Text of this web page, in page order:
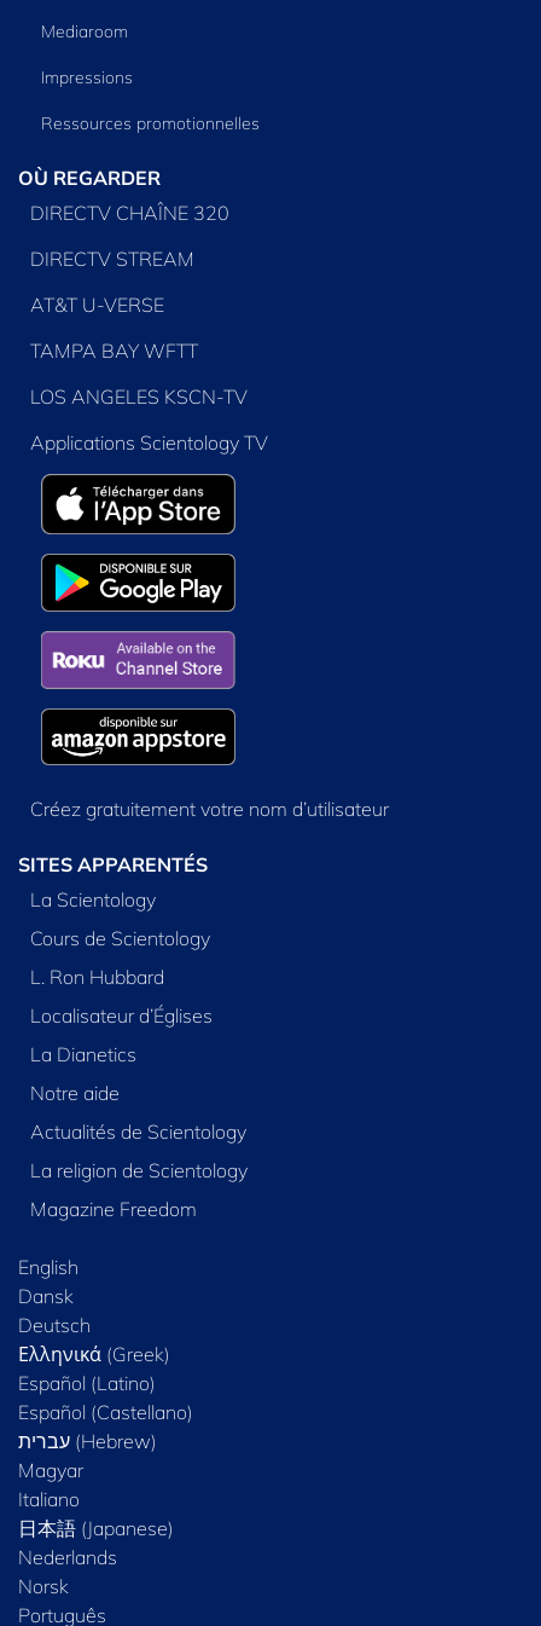
Mediaroom
Impressions
Ressources promotionnelles
OÙ REGARDER
DIRECTV CHAÎNE 320
DIRECTV STREAM
AT&T U-VERSE
TAMPA BAY WFTT
LOS ANGELES KSCN-TV
Applications Scientology TV
Créez gratuitement votre nom d’utilisateur
SITES APPARENTÉS
La Scientology
Cours de Scientology
L. Ron Hubbard
Localisateur d’Églises
La Dianetics
Notre aide
Actualités de Scientology
La religion de Scientology
Magazine Freedom
English
Dansk
Deutsch
Ελληνικά (Greek)
Español (Latino)
Español (Castellano)
Magyar
Italiano
日本語 (Japanese)
Nederlands
Norsk
Português